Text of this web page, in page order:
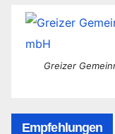
Greizer
Empfehlungen